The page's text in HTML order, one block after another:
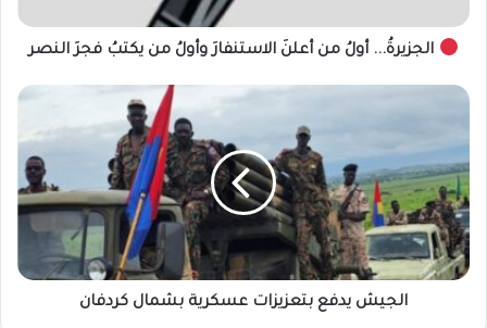
يكتبُ
فجرَ
الجزيرةُ... أولُ من أعلنَ الاستنفارَ وأولُ من يكتبُ فجرَ النصر
الجيش
عسكرية
بشمال
كردفان
الجيش يدفع بتعزيزات عسكرية بشمال كردفان